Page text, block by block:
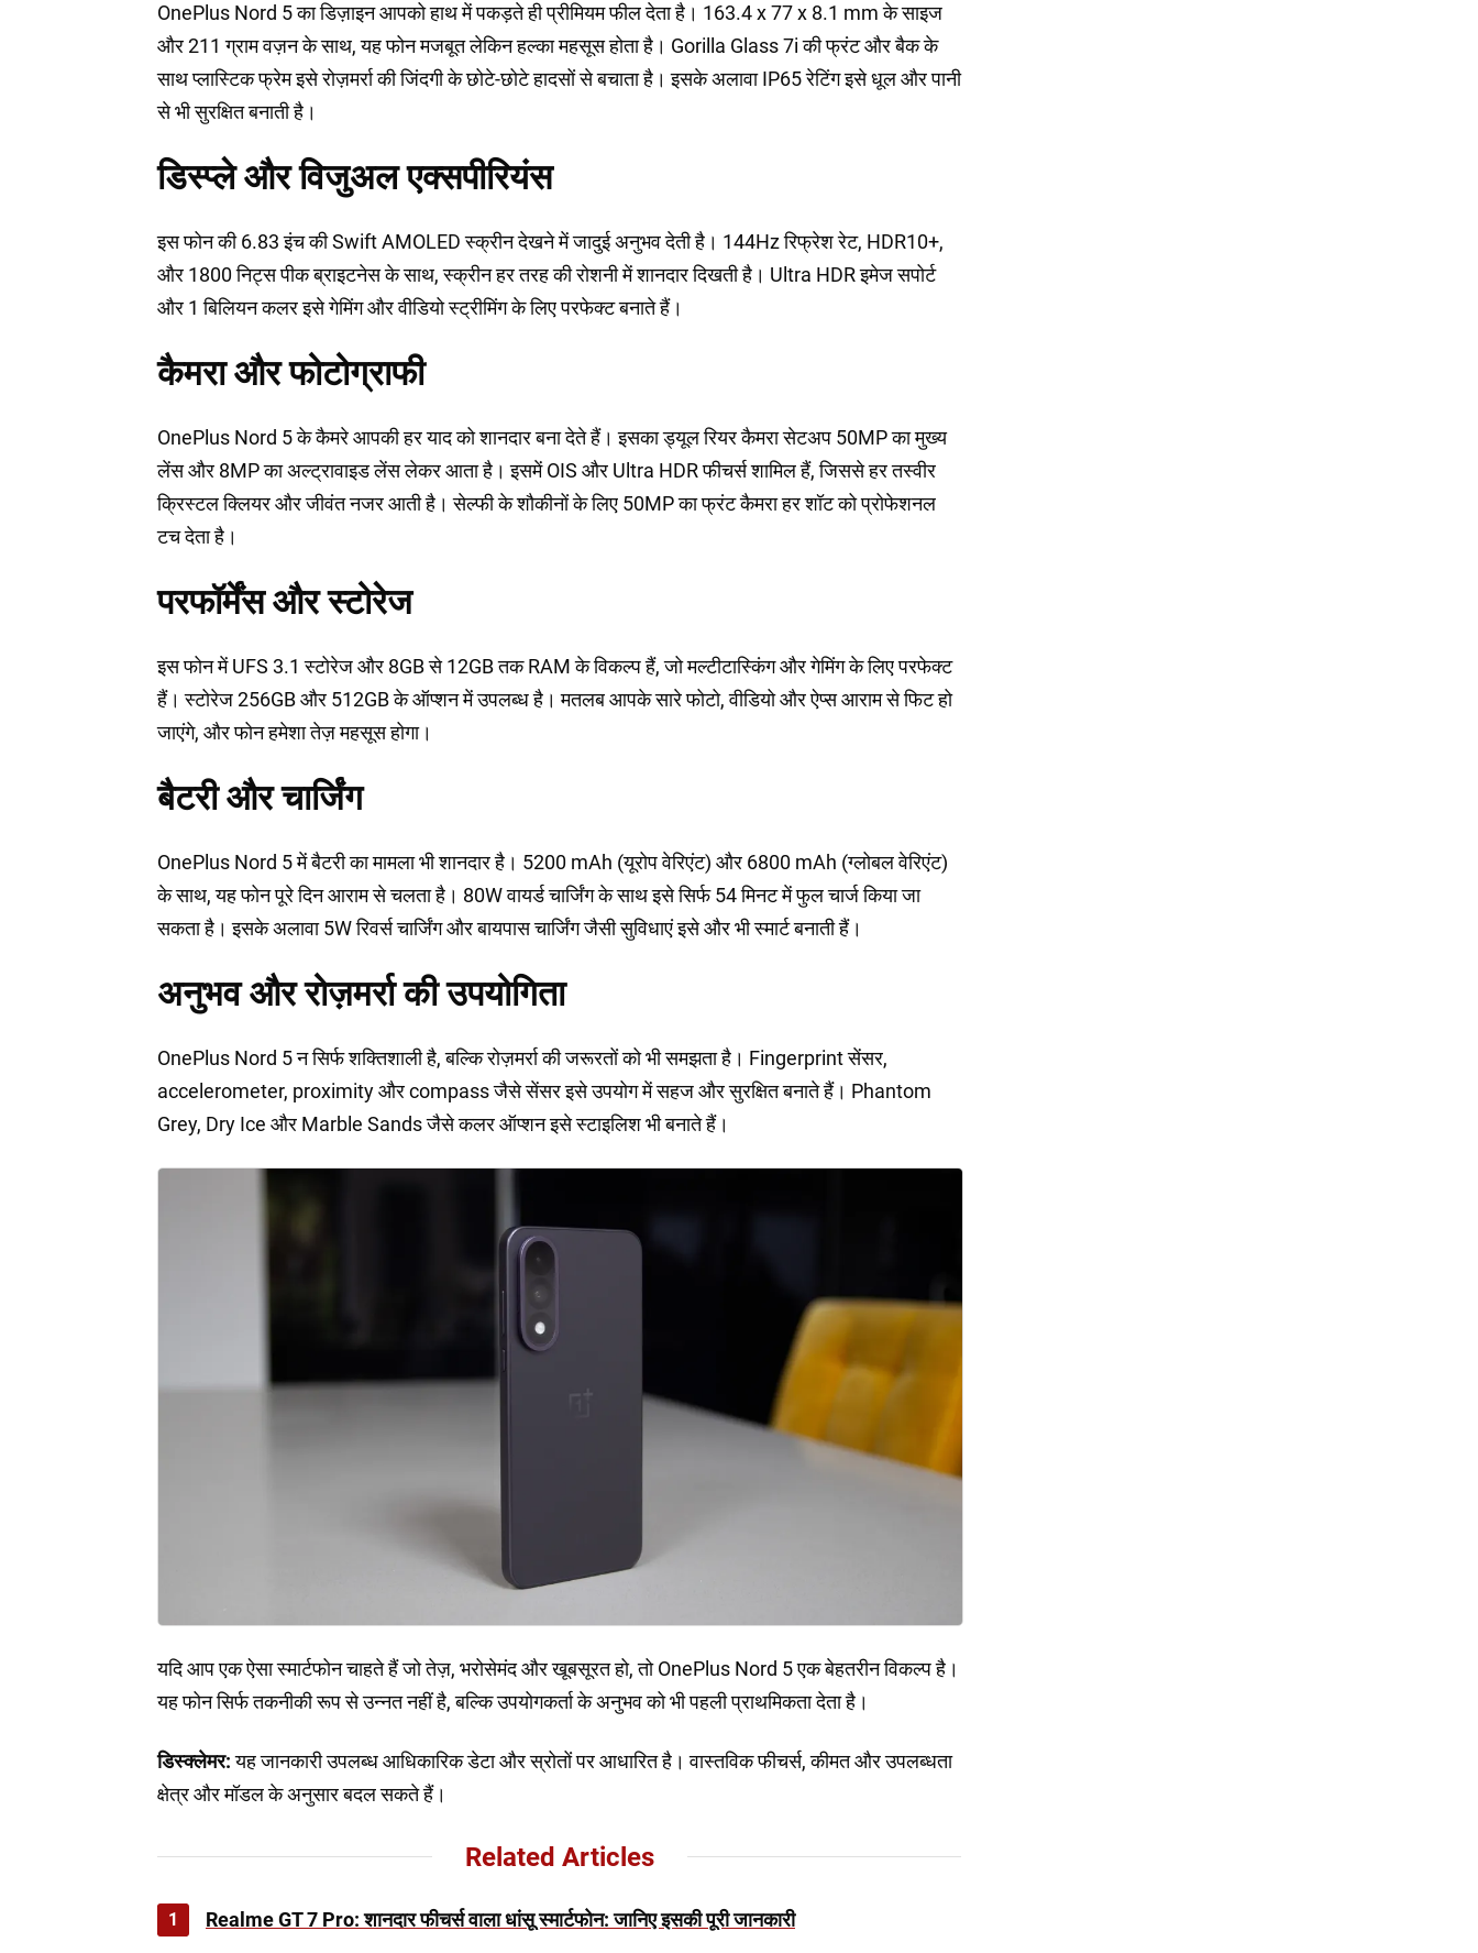
OnePlus Nord 5 का डिज़ाइन आपको हाथ में पकड़ते ही प्रीमियम फील देता है। 163.4 x 77 x 8.1 mm के साइज
और 211 ग्राम वज़न के साथ, यह फोन मजबूत लेकिन हल्का महसूस होता है। Gorilla Glass 7i की फ्रंट और बैक के
साथ प्लास्टिक फ्रेम इसे रोज़मर्रा की जिंदगी के छोटे-छोटे हादसों से बचाता है। इसके अलावा IP65 रेटिंग इसे धूल और पानी
से भी सुरक्षित बनाती है।
डिस्प्ले और विजुअल एक्सपीरियंस
इस फोन की 6.83 इंच की Swift AMOLED स्क्रीन देखने में जादुई अनुभव देती है। 144Hz रिफ्रेश रेट, HDR10+,
और 1800 निट्स पीक ब्राइटनेस के साथ, स्क्रीन हर तरह की रोशनी में शानदार दिखती है। Ultra HDR इमेज सपोर्ट
और 1 बिलियन कलर इसे गेमिंग और वीडियो स्ट्रीमिंग के लिए परफेक्ट बनाते हैं।
कैमरा और फोटोग्राफी
OnePlus Nord 5 के कैमरे आपकी हर याद को शानदार बना देते हैं। इसका ड्यूल रियर कैमरा सेटअप 50MP का मुख्य
लेंस और 8MP का अल्ट्रावाइड लेंस लेकर आता है। इसमें OIS और Ultra HDR फीचर्स शामिल हैं, जिससे हर तस्वीर
क्रिस्टल क्लियर और जीवंत नजर आती है। सेल्फी के शौकीनों के लिए 50MP का फ्रंट कैमरा हर शॉट को प्रोफेशनल
टच देता है।
परफॉर्मेंस और स्टोरेज
इस फोन में UFS 3.1 स्टोरेज और 8GB से 12GB तक RAM के विकल्प हैं, जो मल्टीटास्किंग और गेमिंग के लिए परफेक्ट
हैं। स्टोरेज 256GB और 512GB के ऑप्शन में उपलब्ध है। मतलब आपके सारे फोटो, वीडियो और ऐप्स आराम से फिट हो
जाएंगे, और फोन हमेशा तेज़ महसूस होगा।
बैटरी और चार्जिंग
OnePlus Nord 5 में बैटरी का मामला भी शानदार है। 5200 mAh (यूरोप वेरिएंट) और 6800 mAh (ग्लोबल वेरिएंट)
के साथ, यह फोन पूरे दिन आराम से चलता है। 80W वायर्ड चार्जिंग के साथ इसे सिर्फ 54 मिनट में फुल चार्ज किया जा
सकता है। इसके अलावा 5W रिवर्स चार्जिंग और बायपास चार्जिंग जैसी सुविधाएं इसे और भी स्मार्ट बनाती हैं।
अनुभव और रोज़मर्रा की उपयोगिता
OnePlus Nord 5 न सिर्फ शक्तिशाली है, बल्कि रोज़मर्रा की जरूरतों को भी समझता है। Fingerprint सेंसर,
accelerometer, proximity और compass जैसे सेंसर इसे उपयोग में सहज और सुरक्षित बनाते हैं। Phantom
Grey, Dry Ice और Marble Sands जैसे कलर ऑप्शन इसे स्टाइलिश भी बनाते हैं।
यदि आप एक ऐसा स्मार्टफोन चाहते हैं जो तेज़, भरोसेमंद और खूबसूरत हो, तो OnePlus Nord 5 एक बेहतरीन विकल्प है।
यह फोन सिर्फ तकनीकी रूप से उन्नत नहीं है, बल्कि उपयोगकर्ता के अनुभव को भी पहली प्राथमिकता देता है।
डिस्क्लेमर:यह जानकारी उपलब्ध आधिकारिक डेटा और स्रोतों पर आधारित है। वास्तविक फीचर्स, कीमत और उपलब्धता
क्षेत्र और मॉडल के अनुसार बदल सकते हैं।
Related Articles
1 Realme GT 7 Pro: शानदार फीचर्स वाला धांसू स्मार्टफोन: जानिए इसकी पूरी जानकारी